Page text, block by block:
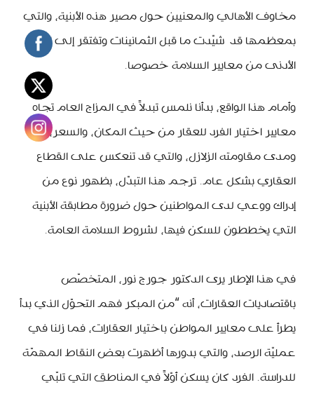
مخاوف الأهالي والمعنيين حول مصير هذه الأبنية، والتي
بمعظمها قد شيّدت ما قبل الثمانينات وتفتقر إلى الحدّ
الأدنى من معايير السلامة خصوصا.
وأمام هذا الواقع، بدأنا نلمس تبدلاً في المزاج العام تجاه
معايير اختيار الفرد للعقار من حيث المكان، والسعر،
ومدى مقاومته الزلازل، والتي قد تنعكس على القطاع
العقاري بشكل عام. ترجم هذا التبدّل، بظهور نوع من
إدراك ووعي لدى المواطنين حول ضرورة مطابقة الأبنية
التي يخططون للسكن فيها، لشروط السلامة العامة.
في هذا الإطار يرى الدكتور جورج نور، المتخصّص
باقتصاديات العقارات، أنه “من المبكر فهم التحوّل الذي بدأ
يطرأ على معايير المواطن باختيار العقارات، فما زلنا في
عمليّة الرصد، والتي بدورها أظهرت بعض النقاط المهمّة
للدراسة. الفرد كان يسكن أوّلاً في المناطق التي تلبّي